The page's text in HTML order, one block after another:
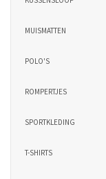
MUISMATTEN
POLO'S
ROMPERTJES
SPORTKLEDING
T-SHIRTS